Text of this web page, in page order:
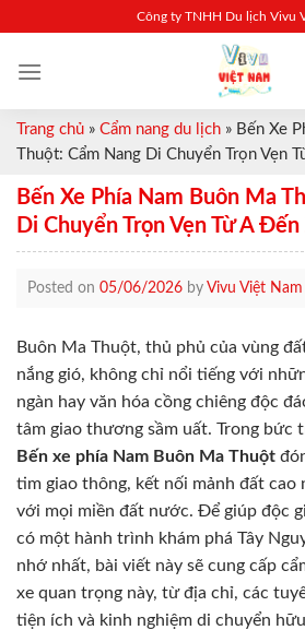
content
Công ty TNHH Du lịch Vivu
Trang chủ » Cẩm nang du lịch » Bến Xe
Thuột: Cẩm Nang Di Chuyển Trọn Vẹn
Bến Xe Phía Nam Buôn Ma
Di Chuyển Trọn Vẹn Từ A Đến
Posted on 05/06/2026 by Vivu Việt Nam
Buôn Ma Thuột, thủ phủ của vùng
nắng gió, không chỉ nổi tiếng với
ngàn hay văn hóa cồng chiêng độc
tâm giao thương sầm uất. Trong bức
Bến xe phía Nam Buôn Ma Thuột
tim giao thông, kết nối mảnh đất cao
với mọi miền đất nước. Để giúp độc
có một hành trình khám phá Tây
nhớ nhất, bài viết này sẽ cung cấp
xe quan trọng này, từ địa chỉ, các
tiện ích và kinh nghiệm di chuyển